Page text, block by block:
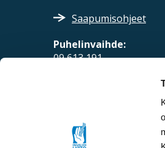
Saapumisohjeet
Puhelinvaihde:
09 613 191